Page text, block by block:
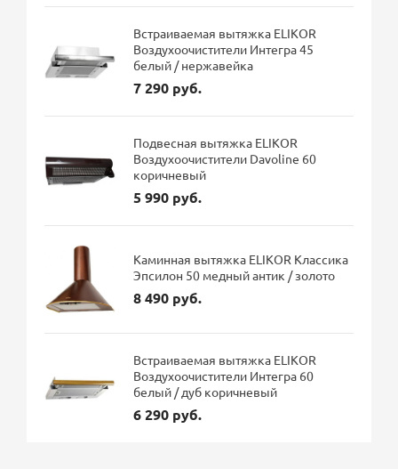
Встраиваемая вытяжка ELIKOR
Воздухоочистители Интегра 45
белый / нержавейка
7 290 руб.
Подвесная вытяжка ELIKOR
Воздухоочистители Davoline 60
коричневый
5 990 руб.
Каминная вытяжка ELIKOR Классика
Эпсилон 50 медный антик / золото
8 490 руб.
Встраиваемая вытяжка ELIKOR
Воздухоочистители Интегра 60
белый / дуб коричневый
6 290 руб.